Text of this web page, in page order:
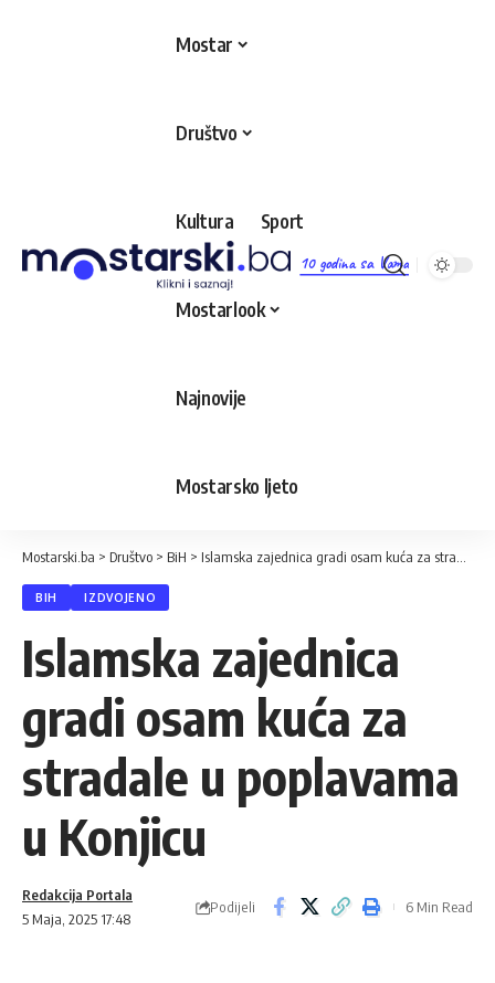
10 godina sa Vama
Mostar
Društvo
Kultura Sport
Mostarlook
Najnovije
Mostarsko ljeto
Mostarski.ba > Društvo > BiH > Islamska zajednica gradi osam kuća za stradale u poplavama u Konjicu
BIH IZDVOJENO
Islamska zajednica
gradi osam kuća za
stradale u poplavama
u Konjicu
5 Maja, 2025 17:48
Redakcija Portala
Podijeli 6 Min Read